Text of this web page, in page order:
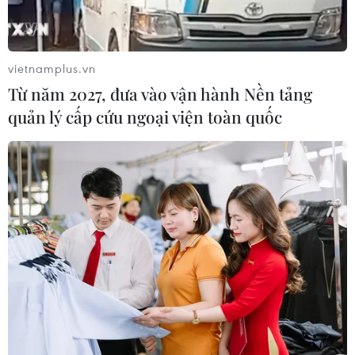
10/08/2026 12:14
Philippines hỗ trợ các cộng đồng bị
ảnh hưởng thời tiết cực đoan
10/08/2026 10:40
Thời tiết nắng nóng ở khu vực Trung
Bộ có khả năng kéo dài
10/08/2026 09:08
Lâm Đồng xử lý căn cơ các tồn tại
trong quản lý, bảo vệ rừng
10/08/2026 07:44
vietnamplus.vn
Từ năm 2027, đưa vào vận hành Nền tảng
quản lý cấp cứu ngoại viện toàn quốc